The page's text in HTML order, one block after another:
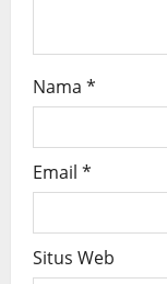
Nama *
Email *
Situs Web